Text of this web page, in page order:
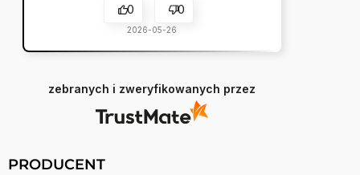
0 0
2026-05-26
zebranych i zweryfikowanych przez
PRODUCENT